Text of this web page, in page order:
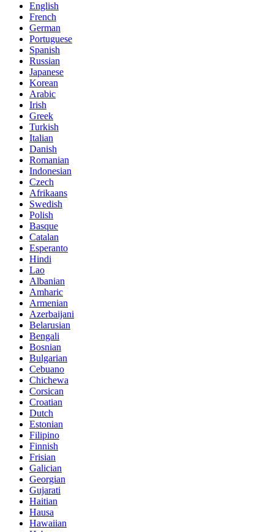
English
French
German
Portuguese
Spanish
Russian
Japanese
Korean
Arabic
Irish
Greek
Turkish
Italian
Danish
Romanian
Indonesian
Czech
Afrikaans
Swedish
Polish
Basque
Catalan
Esperanto
Hindi
Lao
Albanian
Amharic
Armenian
Azerbaijani
Belarusian
Bengali
Bosnian
Bulgarian
Cebuano
Chichewa
Corsican
Croatian
Dutch
Estonian
Filipino
Finnish
Frisian
Galician
Georgian
Gujarati
Haitian
Hausa
Hawaiian